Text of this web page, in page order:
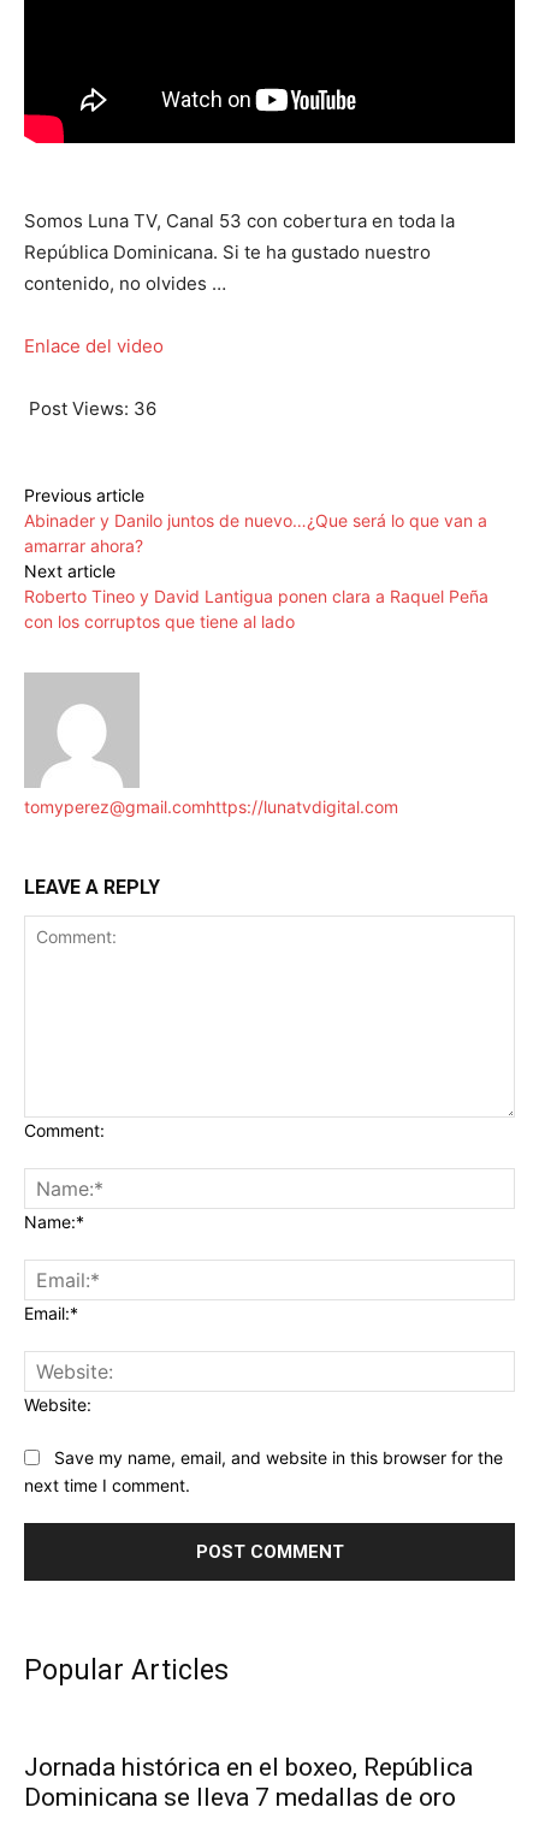
Somos Luna TV, Canal 53 con cobertura en toda la
República Dominicana. Si te ha gustado nuestro
contenido, no olvides …
Enlace del video
Post Views: 36
Previous article
Abinader y Danilo juntos de nuevo…¿Que será lo que van a
amarrar ahora?
Next article
Roberto Tineo y David Lantigua ponen clara a Raquel Peña
con los corruptos que tiene al lado
tomyperez@gmail.comhttps://lunatvdigital.com
LEAVE A REPLY
Comment:
Name:*
Email:*
Website:
Save my name, email, and website in this browser for the
next time I comment.
Popular Articles
Jornada histórica en el boxeo, República
Dominicana se lleva 7 medallas de oro